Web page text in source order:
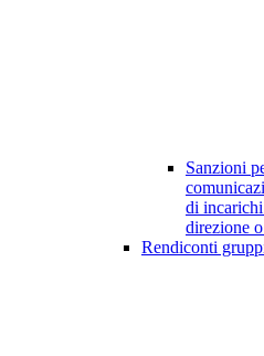
Sanzioni
di
direzione
Rendiconti